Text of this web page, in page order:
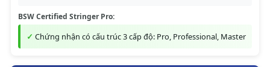
BSW Certified Stringer Pro:
Chứng nhận có cấu trúc 3 cấp độ: Pro, Professional, Master